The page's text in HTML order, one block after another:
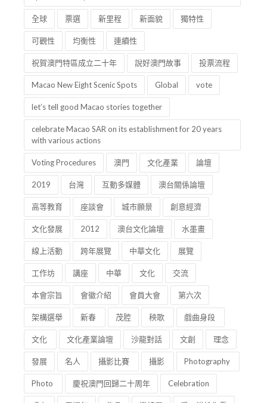
可觀性 均衡性 連續性
祝賀澳門特區成立二十年 說好澳門故事
Macao New Eight Scenic Spots Global vote
let’s tell good Macao stories together
celebrate Macao SAR on its establishment for 20 years
with various actions
Voting Procedures
2019 台灣 互動多媒體 澳台關係論壇
高等教育 座談會 城市願景 創意經濟
文化發展 2012 澳台文化論壇 水墨畫
線上活動 跨年展覽 中華文化 展覽
工作坊 講座 中華 文化 交流
本會宗旨 會徽介紹 會員大會 第六次
架構選舉 新春 茂腔 秧歌 戲曲身段
文化 文化產業論壇 沙龍對話 文創 理念
發展 名人 攝影比賽 攝影 Photography
Photo 慶祝澳門回歸二十周年 Celebration
成立 五週年 作品 邀請展 愛，說給你看